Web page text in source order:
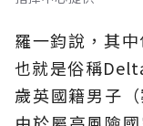
羅一鈞說，其
也就是俗稱
歲英國籍男子